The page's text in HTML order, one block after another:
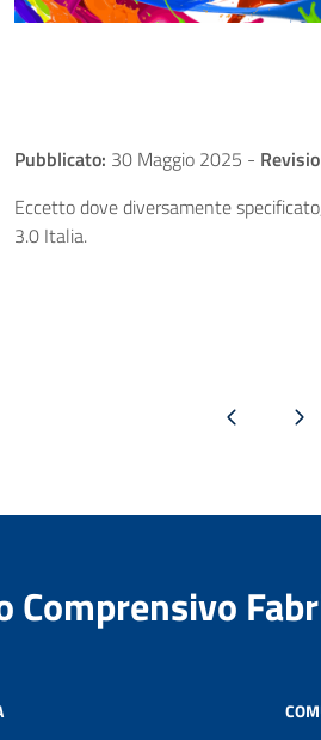
Pubblicato: 30 Maggio 2025 -
Eccetto dove diversamente
3.0 Italia.
Pagina precedente
Pagina
Comprensivo